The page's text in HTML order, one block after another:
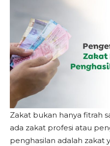
Zakat bukan hanya fitrah
ada zakat profesi atau
penghasilan adalah zakat